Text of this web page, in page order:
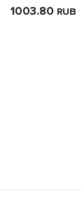
1003.80 RUB